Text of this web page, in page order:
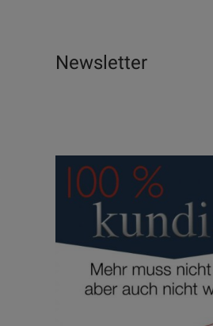
Newsletter